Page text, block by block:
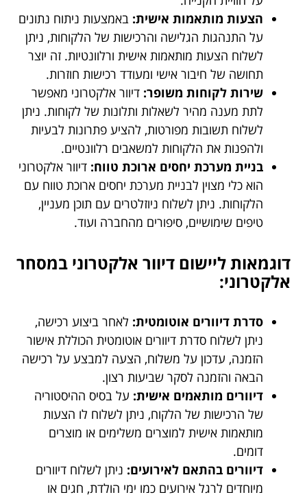
הצעות מותאמות אישית: באמצעות ניתוח נתונים
על התנהגות הגלישה והרכישות של הלקוחות, ניתן
לשלוח הצעות מותאמות אישית ורלוונטיות. זה יוצר
תחושה של חיבור אישי ומעודד רכישות חוזרות.
שירות לקוחות משופר: דיוור אלקטרוני מאפשר
לתת מענה מהיר לשאלות ותלונות של לקוחות. ניתן
לשלוח תשובות מפורטות, להציע פתרונות לבעיות
ולהפנות את הלקוחות למשאבים רלוונטיים.
בניית מערכת יחסים ארוכת טווח: דיוור אלקטרוני
הוא כלי מצוין לבניית מערכת יחסים ארוכת טווח עם
הלקוחות. ניתן לשלוח ניוזלטרים עם תוכן מעניין,
טיפים שימושיים, סיפורים מהחברה ועוד.
דוגמאות ליישום דיוור אלקטרוני במסחר
אלקטרוני:
סדרת דיוורים אוטומטית: לאחר ביצוע רכישה,
ניתן לשלוח סדרת דיוורים אוטומטית הכוללת אישור
הזמנה, עדכון על משלוח, הצעה למבצע על רכישה
הבאה והזמנה לסקר שביעות רצון.
דיוורים מותאמים אישית: על בסיס ההיסטוריה
של הרכישות של הלקוח, ניתן לשלוח לו הצעות
מותאמות אישית למוצרים משלימים או מוצרים
דומים.
דיוורים בהתאם לאירועים: ניתן לשלוח דיוורים
מיוחדים לרגל אירועים כמו ימי הולדת, חגים או